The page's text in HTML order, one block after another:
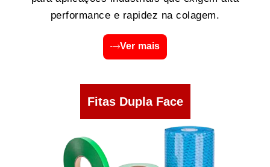
performance e rapidez na colagem.
Ver mais
Fitas Dupla Face